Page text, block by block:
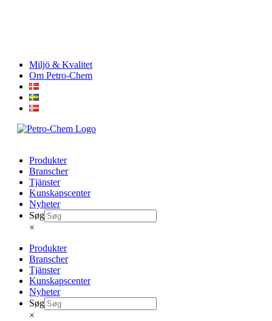
content
Miljö & Kvalitet
Om Petro-Chem
Produkter
Branscher
Tjänster
Kunskapscenter
Nyheter
Søg
×
Produkter
Branscher
Tjänster
Kunskapscenter
Nyheter
Søg
×